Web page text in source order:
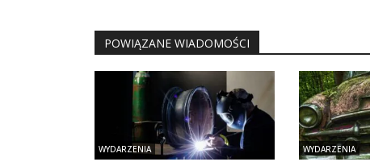
POWIĄZANE WIADOMOŚCI
WYDARZENIA WYDARZENIA